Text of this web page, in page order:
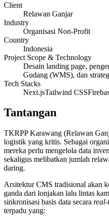
Client
Relawan Ganjar
Industry
Organisasi Non-Profit
Country
Indonesia
Project Scope & Technology
Desain landing page,
Gudang (WMS), dan
Tech Stacks
Next.jsTailwind CSS
Tantangan
TKRPP Karawang (Relawan
logistik yang kritis. Sebagai
mereka perlu mengelola data
sekaligus melibatkan jumlah
daring.
Arsitektur CMS tradisional akan
ganda dari lonjakan lalu lintas
sinkronisasi basis data secara real-
terpadu yang: